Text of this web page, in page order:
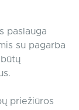
paslauga
su pagarba
priežiūros